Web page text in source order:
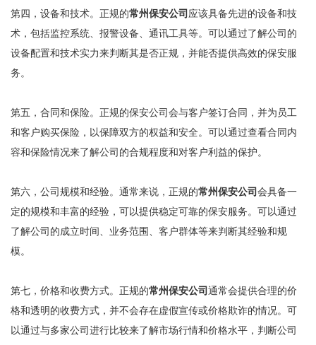
第四，设备和技术。正规的常州保安公司 应该具备先进的设备和技
术，包括监控系统、报警设备、通讯工具等。可以通过了解公司的
设备配置和技术实力来判断其是否正规，并能否提供高效的保安服
务。
第五，合同和保险。正规的保安公司会与客户签订合同，并为员工
和客户购买保险，以保障双方的权益和安全。可以通过查看合同内
容和保险情况来了解公司的合规程度和对客户利益的保护。
第六，公司规模和经验。通常来说，正规的常州保安公司 会具备一
定的规模和丰富的经验，可以提供稳定可靠的保安服务。可以通过
了解公司的成立时间、业务范围、客户群体等来判断其经验和规
模。
第七，价格和收费方式。正规的常州保安公司 通常会提供合理的价
格和透明的收费方式，并不会存在虚假宣传或价格欺诈的情况。可
以通过与多家公司进行比较来了解市场行情和价格水平，判断公司